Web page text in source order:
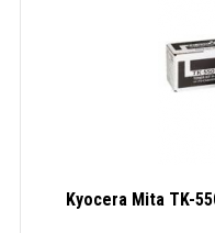
Kyocera Mita TK-